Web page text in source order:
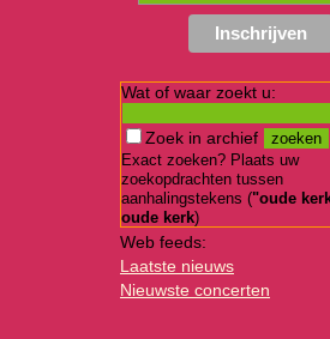
Wat of waar zoekt u:
Zoek in archief
Exact zoeken? Plaats uw
zoekopdrachten tussen
aanhalingstekens ("oude
oude kerk)
Web feeds:
Laatste nieuws
Nieuwste concerten